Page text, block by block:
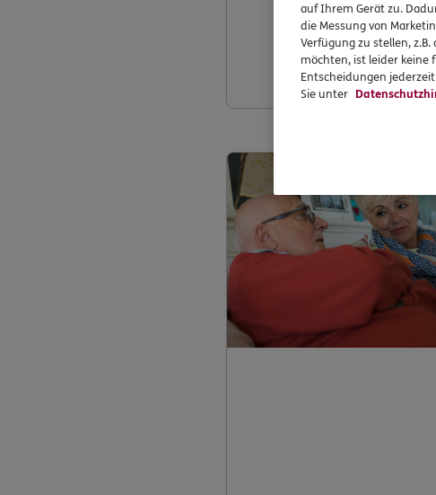
auf Ihrem Gerät zu.
die Messung von
Verfügung zu stellen, z.B.
möchten, ist leider keine
Entscheidungen
Sie unter